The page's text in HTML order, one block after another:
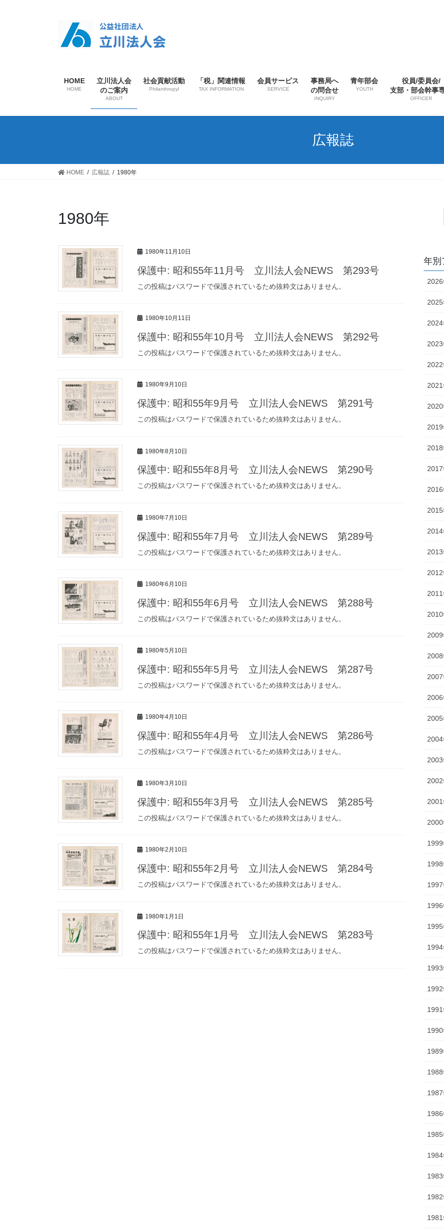
HOME
HOME
立川法人会
のご案内
ABOUT
社会貢献活動
Philanthropyl
「税」関連情報
TAX INFORMATION
会員サービス
SERVICE
事務局へ
の問合せ
INQUIRY
青年部会
YOUTH
役員/委員会/
支部・部会幹事
OFFICER
広報誌
HOME 広報誌 1980年
1980年
1980年11月10日
保護中: 昭和55年11月号 立川法人会NEWS 第293号
この投稿はパスワードで保護されているため抜粋文はありません。
1980年10月11日
保護中: 昭和55年10月号 立川法人会NEWS 第292号
この投稿はパスワードで保護されているため抜粋文はありません。
1980年9月10日
保護中: 昭和55年9月号 立川法人会NEWS 第291号
この投稿はパスワードで保護されているため抜粋文はありません。
1980年8月10日
保護中: 昭和55年8月号 立川法人会NEWS 第290号
この投稿はパスワードで保護されているため抜粋文はありません。
1980年7月10日
保護中: 昭和55年7月号 立川法人会NEWS 第289号
この投稿はパスワードで保護されているため抜粋文はありません。
1980年6月10日
保護中: 昭和55年6月号 立川法人会NEWS 第288号
この投稿はパスワードで保護されているため抜粋文はありません。
1980年5月10日
保護中: 昭和55年5月号 立川法人会NEWS 第287号
この投稿はパスワードで保護されているため抜粋文はありません。
1980年4月10日
保護中: 昭和55年4月号 立川法人会NEWS 第286号
この投稿はパスワードで保護されているため抜粋文はありません。
1980年3月10日
保護中: 昭和55年3月号 立川法人会NEWS 第285号
この投稿はパスワードで保護されているため抜粋文はありません。
1980年2月10日
保護中: 昭和55年2月号 立川法人会NEWS 第284号
この投稿はパスワードで保護されているため抜粋文はありません。
1980年1月1日
保護中: 昭和55年1月号 立川法人会NEWS 第283号
この投稿はパスワードで保護されているため抜粋文はありません。
年別